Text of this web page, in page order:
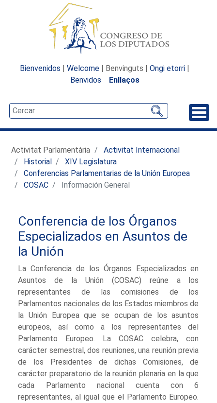
Bienvenidos | Welcome | Benvinguts | Ongi etorri |
Benvidos
Enllaços
Activitat Parlamentària
Activitat Internacional
Historial
XIV Legislatura
Conferencias Parlamentarias de la Unión Europea
COSAC
Información General
Conferencia de los Órganos
Especializados en Asuntos de
la Unión
La Conferencia de los Órganos Especializados en
Asuntos de la Unión (COSAC) reúne a los
representantes de las comisiones de los
Parlamentos nacionales de los Estados miembros de
la Unión Europea que se ocupan de los asuntos
europeos, así como a los representantes del
Parlamento Europeo. La COSAC celebra, con
carácter semestral, dos reuniones, una reunión previa
de los Presidentes de dichas Comisiones, de
carácter preparatorio de la reunión plenaria en la que
cada Parlamento nacional cuenta con 6
representantes, al igual que el Parlamento Europeo.